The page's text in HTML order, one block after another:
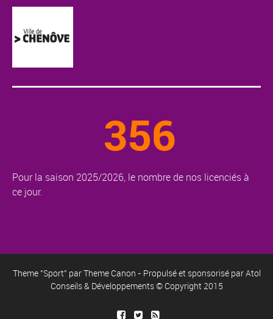
356
Pour la saison 2025/2026, le nombre de nos licenciés à
ce jour.
Theme "Sport" parTheme Canon - Propulsé et sponsorisé parAtol
Conseils & Développements© Copyright 2015